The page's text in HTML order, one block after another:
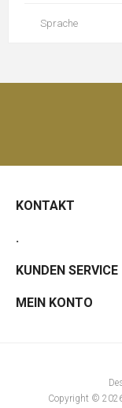
Sprache
KONTAKT
.
KUNDEN SERVICE
MEIN KONTO
Copyright ©